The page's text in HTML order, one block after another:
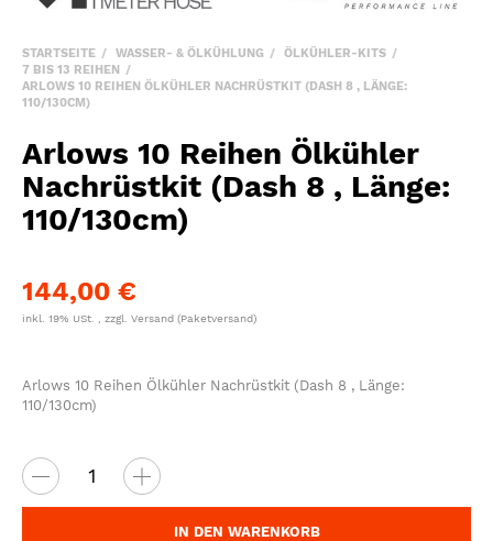
STARTSEITE WASSER- & ÖLKÜHLUNG
ÖLKÜHLER-KITS
7 BIS 13 REIHEN
ARLOWS 10 REIHEN ÖLKÜHLER NACHRÜSTKIT (DASH 8 , LÄNGE:
110/130CM)
Arlows 10 Reihen Ölkühler
Nachrüstkit (Dash 8 , Länge:
110/130cm)
144,00 €
inkl. 19% USt. , zzgl. Versand (Paketversand)
Arlows 10 Reihen Ölkühler Nachrüstkit (Dash 8 , Länge:
110/130cm)
IN DEN WARENKORB